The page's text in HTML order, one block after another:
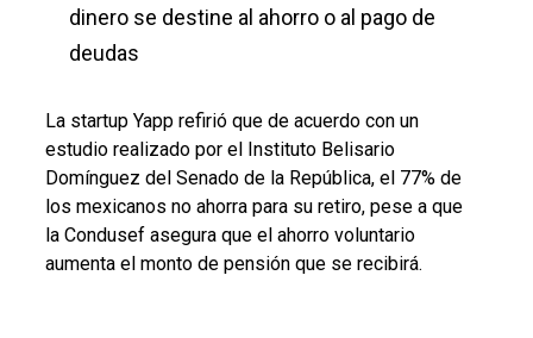
dinero se destine al ahorro o al pago de
deudas
La startup Yapp refirió que de acuerdo con un
estudio realizado por el Instituto Belisario
Domínguez del Senado de la República, el 77% de
los mexicanos no ahorra para su retiro, pese a que
la Condusef asegura que el ahorro voluntario
aumenta el monto de pensión que se recibirá.